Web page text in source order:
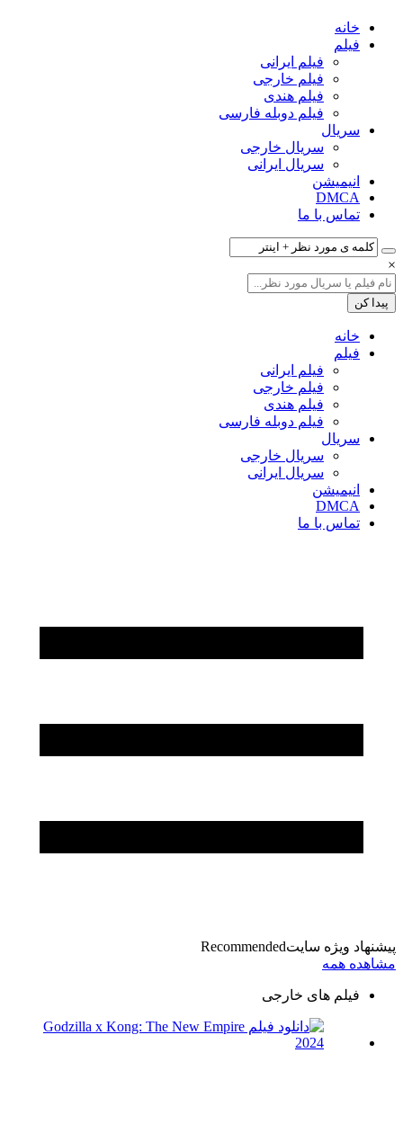
خانه
فیلم‌
فیلم ایرانی
فیلم خارجی
فیلم هندی
فیلم دوبله فارسی
سریال‌
سریال خارجی
سریال ایرانی
انیمیشن
DMCA
تماس با ما
×
خانه
فیلم‌
فیلم ایرانی
فیلم خارجی
فیلم هندی
فیلم دوبله فارسی
سریال‌
سریال خارجی
سریال ایرانی
انیمیشن
DMCA
تماس با ما
پیشنهاد ویژه سایتRecommended
مشاهده همه
فیلم های خارجی